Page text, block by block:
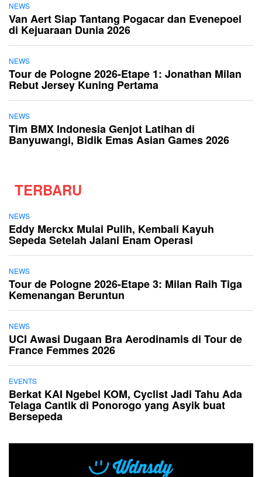
NEWS
Van Aert Siap Tantang Pogacar dan Evenepoel
di Kejuaraan Dunia 2026
NEWS
Tour de Pologne 2026-Etape 1: Jonathan Milan
Rebut Jersey Kuning Pertama
NEWS
Tim BMX Indonesia Genjot Latihan di
Banyuwangi, Bidik Emas Asian Games 2026
TERBARU
NEWS
Eddy Merckx Mulai Pulih, Kembali Kayuh
Sepeda Setelah Jalani Enam Operasi
NEWS
Tour de Pologne 2026-Etape 3: Milan Raih Tiga
Kemenangan Beruntun
NEWS
UCI Awasi Dugaan Bra Aerodinamis di Tour de
France Femmes 2026
EVENTS
Berkat KAI Ngebel KOM, Cyclist Jadi Tahu Ada
Telaga Cantik di Ponorogo yang Asyik buat
Bersepeda